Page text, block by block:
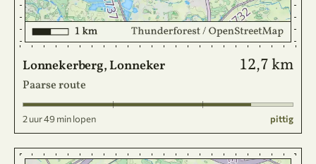
Lonnekerberg, Lonneker 12,7 km
Paarse route
2 uur 49 min lopen pittig